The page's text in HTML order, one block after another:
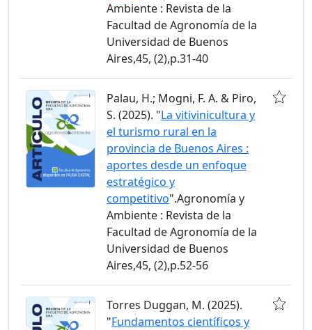
Ambiente : Revista de la
Facultad de Agronomía de la
Universidad de Buenos
Aires,45, (2),p.31-40
Palau, H.; Mogni, F. A. & Piro,
S. (2025). "La vitivinicultura y
el turismo rural en la
provincia de Buenos Aires :
aportes desde un enfoque
estratégico y
competitivo".Agronomía y
Ambiente : Revista de la
Facultad de Agronomía de la
Universidad de Buenos
Aires,45, (2),p.52-56
Torres Duggan, M. (2025).
"Fundamentos científicos y